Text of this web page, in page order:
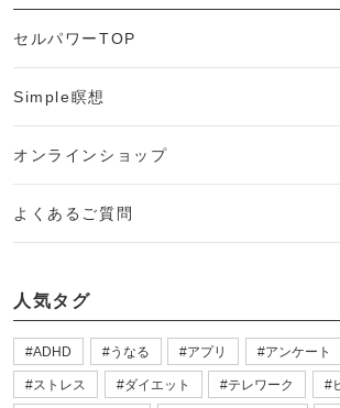
セルパワーTOP
Simple瞑想
オンラインショップ
よくあるご質問
人気タグ
ADHD うなる アプリ アンケート
ストレス ダイエット テレワーク